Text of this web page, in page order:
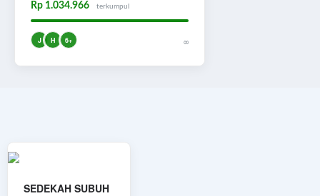
Rp 1.034.966 terkumpul
J H 6+ ∞
SEDEKAH SUBUH